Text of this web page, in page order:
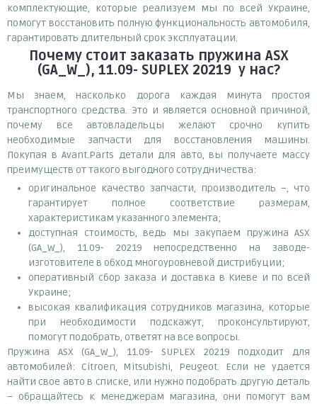
комплектующие, которые реализуем мы по всей Украине,
помогут восстановить полную функциональность автомобиля,
гарантировать длительный срок эксплуатации.
Почему стоит заказать пружина ASX
(GA_W_), 11.09- SUPLEX 20219 у нас?
Мы знаем, насколько дорога каждая минута простоя
транспортного средства. Это и является основной причиной,
почему все автовладельцы желают срочно купить
необходимые запчасти для восстановления машины.
Покупая в Avant.Parts детали для авто, вы получаете массу
преимуществ от такого выгодного сотрудничества:
оригинальное качество запчасти, производитель –, что
гарантирует полное соответствие размерам,
характеристикам указанного элемента;
доступная стоимость, ведь мы закупаем пружина ASX
(GA_W_), 11.09- 20219 непосредственно на заводе-
изготовителе в обход многоуровневой дистрибуции;
оперативный сбор заказа и доставка в Киеве и по всей
Украине;
высокая квалификация сотрудников магазина, которые
при необходимости подскажут, проконсультируют,
помогут подобрать, ответят на все вопросы.
Пружина ASX (GA_W_), 11.09- SUPLEX 20219 подходит для
автомобилей: Citroen, Mitsubishi, Peugeot. Если не удается
найти свое авто в списке, или нужно подобрать другую деталь
– обращайтесь к менеджерам магазина, они помогут вам